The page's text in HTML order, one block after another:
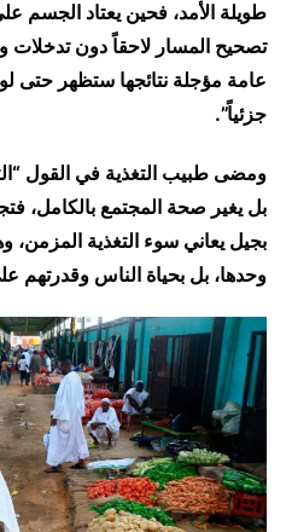
طويلة الأمد، فحين يعتاد الجسم
تصحيح المسار لاحقاً دون
عامة مؤجلة نتائجها ستظهر حتى
جزئياً”.
ومضى طبيب التغذية في القول
بل يغير صحة المجتمع بالكامل،
بجيل يعاني سوء التغذية المزمن،
وحدها، بل بحياة الناس وقدرتهم